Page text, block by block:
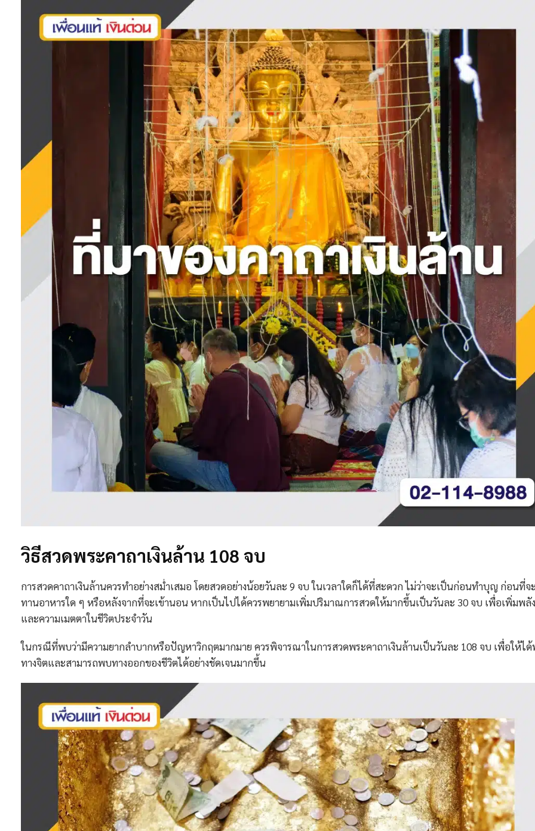
วิธีสวดพระคาถาเงินล้าน 108 จบ
การสวดคาถาเงินล้านควรทำอย่างสม่ำเสมอ โดยสวดอย่างน้อยวันละ 9 จบ ในเวลาใดก็ได้ที่สะดวก ไม่ว่าจะเป็นก่อนทำบุญ ก่อนที่จะ
ทานอาหารใด ๆ หรือหลังจากที่จะเข้านอน หากเป็นไปได้ควรพยายามเพิ่มปริมาณการสวดให้มากขึ้นเป็นวันละ 30 จบ เพื่อเพิ่มพลัง
และความเมตตาในชีวิตประจำวัน
ในกรณีที่พบว่ามีความยากลำบากหรือปัญหาวิกฤตมากมาย ควรพิจารณาในการสวดพระคาถาเงินล้านเป็นวันละ 108 จบ เพื่อให้ได้
ทางจิตและสามารถพบทางออกของชีวิตได้อย่างชัดเจนมากขึ้น